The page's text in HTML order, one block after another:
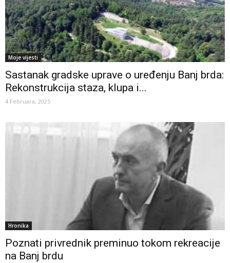
Moje vijesti
Sastanak gradske uprave o uređenju Banj brda:
Rekonstrukcija staza, klupa i...
4 Februara, 2025
Hronika
Poznati privrednik preminuo tokom rekreacije
na Banj brdu